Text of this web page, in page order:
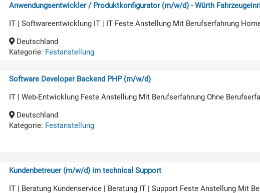
Anwendungsentwickler / Produktkonfigurator (m/w/d) - Würth
IT | Softwareentwicklung IT | IT Feste Anstellung Mit Berufserfahrung
Deutschland
Kategorie: Festanstellung
Software Developer Backend PHP (m/w/d)
IT | Web-Entwicklung Feste Anstellung Mit Berufserfahrung Ohne
Deutschland
Kategorie: Festanstellung
Kundenbetreuer (m/w/d) im technical Support
IT | Beratung Kundenservice | Beratung IT | Support Feste Anstellung Mit